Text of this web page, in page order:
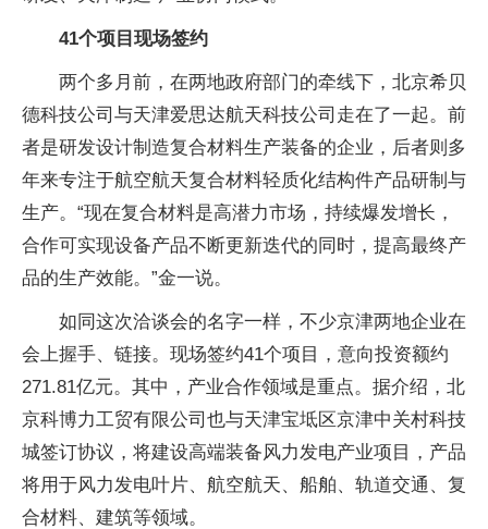
41个项目现场签约
两个多月前，在两地政府部门的牵线下，北京希贝
德科技公司与天津爱思达航天科技公司走在了一起。前
者是研发设计制造复合材料生产装备的企业，后者则多
年来专注于航空航天复合材料轻质化结构件产品研制与
生产。“现在复合材料是高潜力市场，持续爆发增长，
合作可实现设备产品不断更新迭代的同时，提高最终产
品的生产效能。”金一说。
如同这次洽谈会的名字一样，不少京津两地企业在
会上握手、链接。现场签约41个项目，意向投资额约
271.81亿元。其中，产业合作领域是重点。据介绍，北
京科博力工贸有限公司也与天津宝坻区京津中关村科技
城签订协议，将建设高端装备风力发电产业项目，产品
将用于风力发电叶片、航空航天、船舶、轨道交通、复
合材料、建筑等领域。